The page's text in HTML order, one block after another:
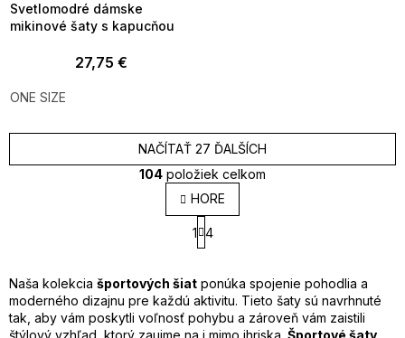
Svetlomodré dámske
mikinové šaty s kapucňou
27,75 €
ONE SIZE
O
v
l
á
a
c
i
NAČÍTAŤ 27 ĎALŠÍCH
S
t
r
n
k
o
v
1 4
104 položiek celkom
HORE
Naša kolekcia športových šiat ponúka spojenie pohodlia a
moderného dizajnu pre každú aktivitu. Tieto šaty sú navrhnuté
tak, aby vám poskytli voľnosť pohybu a zároveň vám zaistili